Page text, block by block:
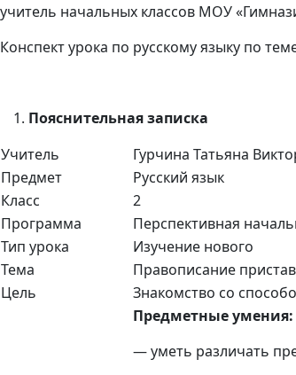
учитель начальных классов МОУ
Конспект урока по русскому языку по
Пояснительная записка
Учитель
Гурчина Татьяна
Предмет
Русский язык
Класс
2
Программа
Перспективная
Тип урока
Изучение нового
Тема
Правописание
Цель
Знакомство со
Предметные умения:
— уметь различать